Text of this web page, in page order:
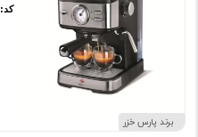
برند پارس خزر
کد: 92410300